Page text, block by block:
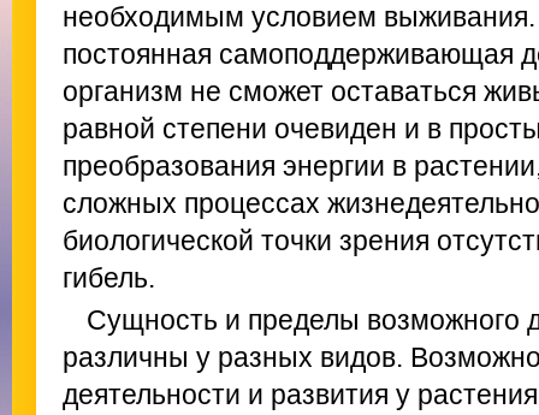
необходимым условием
постоянная самоподдерживающая
организм не сможет оставаться
равной степени очевиден и в
преобразования энергии в
сложных процессах
биологической точки зрения
гибель.
Сущность и пределы возможного
различны у разных видов.
деятельности и развития у